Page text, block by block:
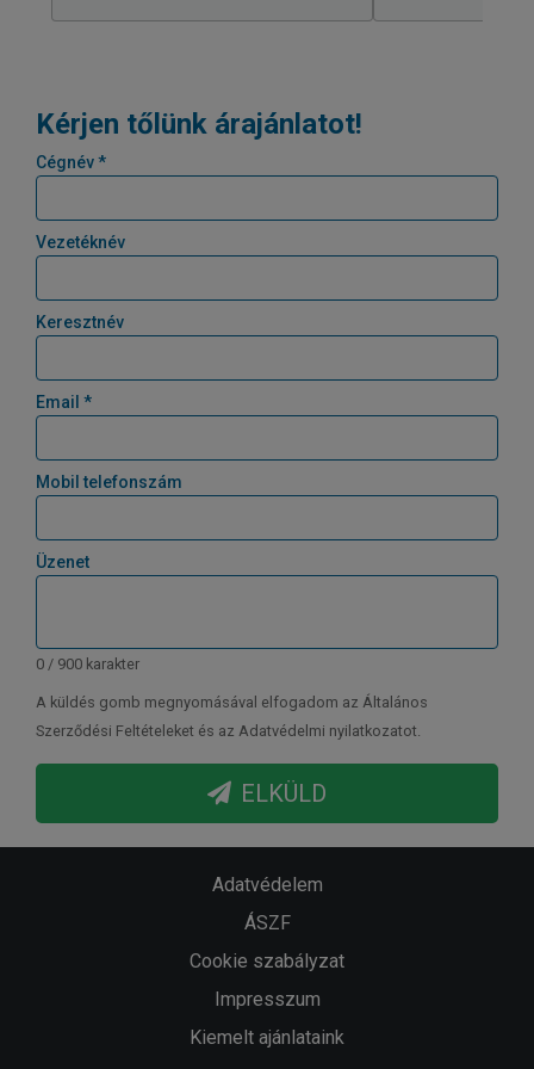
Kérjen tőlünk árajánlatot!
Cégnév *
Vezetéknév
Keresztnév
Email *
Mobil telefonszám
Üzenet
0 / 900 karakter
A küldés gomb megnyomásával elfogadom az Általános
Szerződési Feltételeket és az Adatvédelmi nyilatkozatot.
ELKÜLD
Adatvédelem
ÁSZF
Cookie szabályzat
Impresszum
Kiemelt ajánlataink